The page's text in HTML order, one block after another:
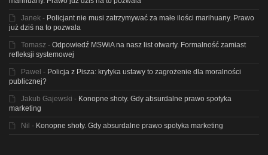
Janek - Policjant nie musi zatrzymywać za małe ilości marihuany. Prawo
już dziś na to pozwala
Tomasz - Odpowiedź MSWiA na nasz list otwarty. Formalność zamiast
refleksji systemowej
Pawel - Policja z Pisza: krytyka ustawy to zagrożenie dla moralności
publicznej?
Jakub Gajewski - Konopne shoty. Gdy absurdalne prawo spotyka
marketing
Nil - Konopne shoty. Gdy absurdalne prawo spotyka marketing